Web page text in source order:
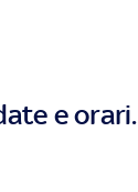
e orari.